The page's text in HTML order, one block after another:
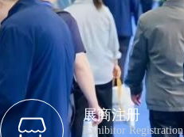
展商注册
Exhibitor Registration